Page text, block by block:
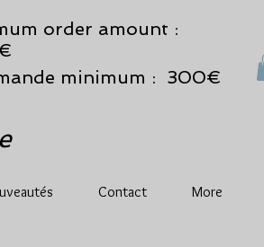
order amount :
minimum : 300€
Contact More